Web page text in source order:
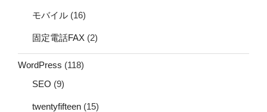
モバイル (16)
固定電話FAX (2)
WordPress (118)
SEO (9)
twentyfifteen (15)